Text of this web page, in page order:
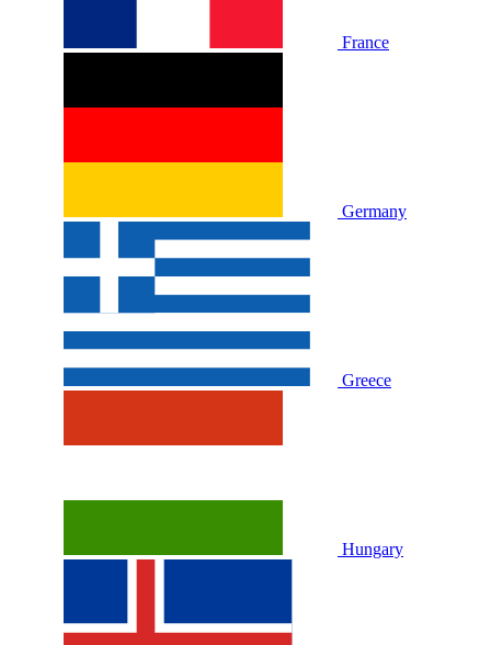
France
Germany
Greece
Hungary